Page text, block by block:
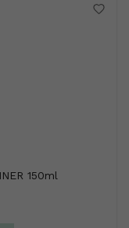
150ml